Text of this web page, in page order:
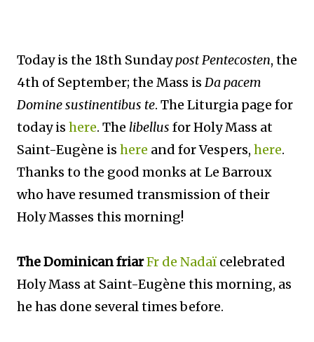
Today is the 18th Sundaypost Pentecosten, the
4th of September; the Mass is Da pacem
Domine sustinentibus te. The Liturgia page for
today is here. The libellus for Holy Mass at
Saint-Eugène is here and for Vespers, here.
Thanks to the good monks at Le Barroux
who have resumed transmission of their
Holy Masses this morning!
The Dominican friarFr de Nadaï celebrated
Holy Mass at Saint-Eugène this morning, as
he has done several times before.